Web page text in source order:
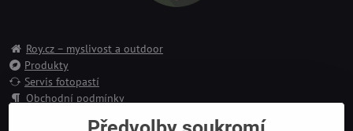
Roy.cz – myslivost a outdoor
Produkty
Servis fotopastí
Obchodní podmínky